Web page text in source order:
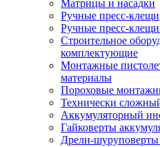
Матрицы и насадки
Ручные пресс-клещи
Ручные пресс-
Строительное
комплектующие
Монтажные
материалы
Пороховые
Технически
Аккумуляторный
Гайковерты
Дрели-